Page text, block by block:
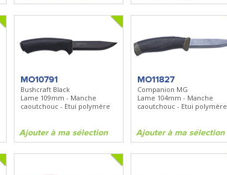
MO10791
Bushcraft Black
Lame 109mm - Manche
caoutchouc - Etui polymère
Ajouter à ma sélection
MO11827
Companion MG
Lame 104mm - Manche
caoutchouc - Etui polymère
Ajouter à ma sélection